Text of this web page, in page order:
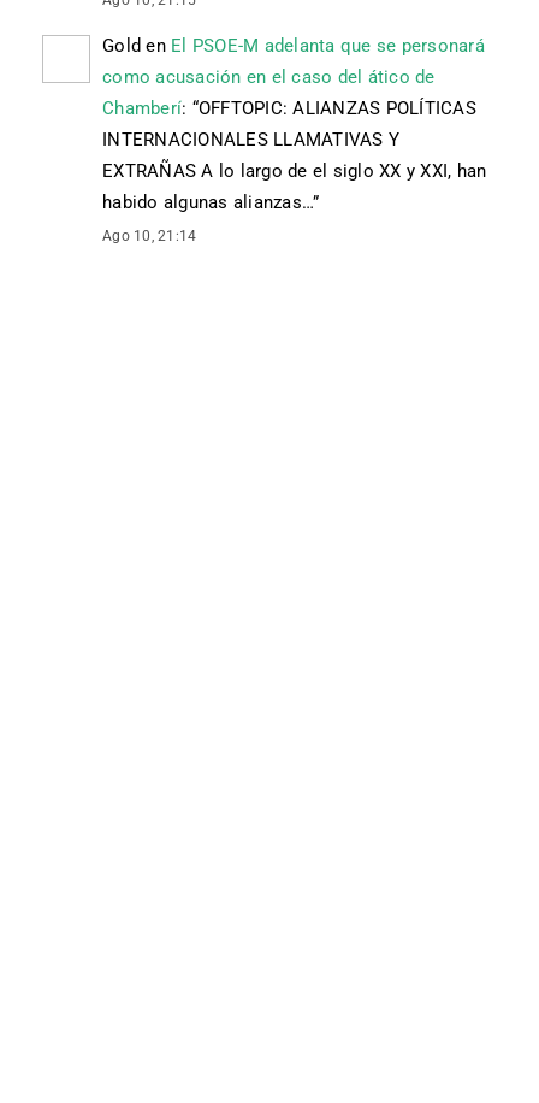
Gold en El PSOE-M adelanta que se personará
como acusación en el caso del ático de
Chamberí: “OFFTOPIC: ALIANZAS POLÍTICAS
INTERNACIONALES LLAMATIVAS Y
EXTRAÑAS A lo largo de el siglo XX y XXI, han
habido algunas alianzas…”
Ago 10, 21:14